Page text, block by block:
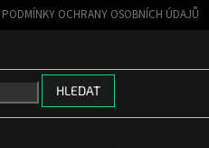
PODMÍNKY OCHRANY OSOBNÍCH ÚDAJŮ
HLEDAT